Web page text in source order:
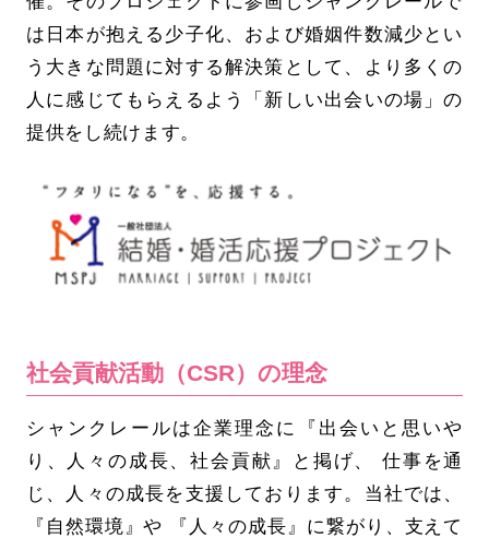
は日本が抱える少子化、および婚姻件数減少とい
う大きな問題に対する解決策として、より多くの
人に感じてもらえるよう「新しい出会いの場」の
提供をし続けます。
社会貢献活動（CSR）の理念
シャンクレールは企業理念に『出会いと思いや
り、人々の成長、社会貢献』と掲げ、 仕事を通
じ、人々の成長を支援しております。当社では、
『自然環境』や 『人々の成長』に繋がり、支えて